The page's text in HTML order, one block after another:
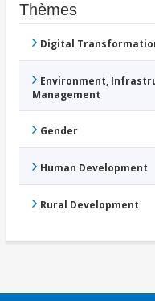
Thèmes
Digital
Environment,
Management
Gender
Human Development
Rural Development